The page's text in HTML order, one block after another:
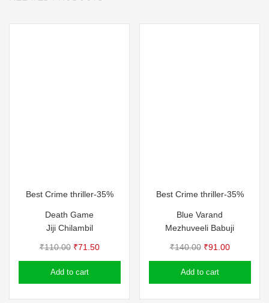
Best Crime thriller-35%
Death Game
Jiji Chilambil
₹110.00 Original
price
was:
₹71.50Current
price
Add to cart
Best Crime thriller-35%
Blue Varand
Mezhuveeli Babuji
₹140.00 Original
price
was:
₹91.00Current
price
Add to cart